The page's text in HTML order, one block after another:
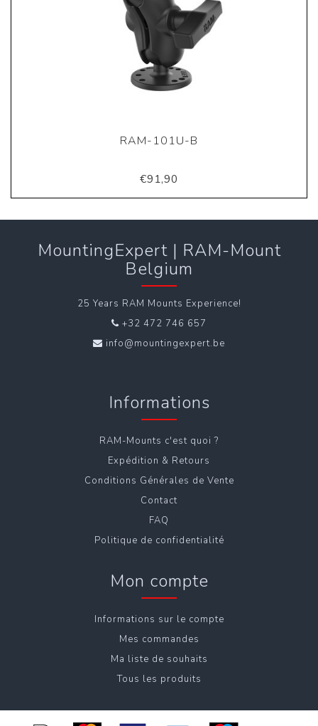
RAM-101U-B
€91,90
MountingExpert | RAM-Mount
Belgium
25 Years RAM Mounts Experience!
+32 472 746 657
info@mountingexpert.be
Informations
RAM-Mounts c'est quoi ?
Expédition & Retours
Conditions Générales de Vente
Contact
FAQ
Politique de confidentialité
Mon compte
Informations sur le compte
Mes commandes
Ma liste de souhaits
Tous les produits